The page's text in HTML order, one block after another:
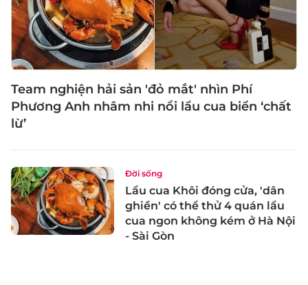
Team nghiện hải sản 'đỏ mắt' nhìn Phí
Phương Anh nhâm nhi nồi lẩu cua biển ‘chất
lừ’
Đời sống
Lẩu cua Khôi đóng cửa, 'dân
ghiền' có thể thử 4 quán lẩu
cua ngon không kém ở Hà Nội
- Sài Gòn